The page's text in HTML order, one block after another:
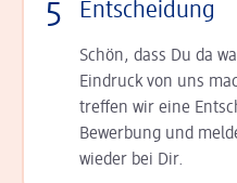
5 Entscheidung
Schön, dass Du da
Ein­druck von uns
tref­fen wir eine
Bewerbung und
wieder bei Dir.